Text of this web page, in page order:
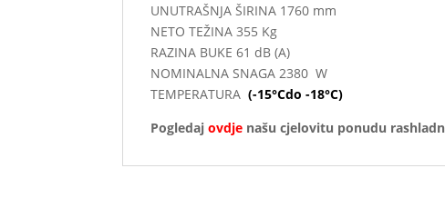
UNUTRAŠNJA ŠIRINA 1760 mm
NETO TEŽINA 355 Kg
RAZINA BUKE 61 dB (A)
NOMINALNA SNAGA 2380 W
TEMPERATURA (-15°Cdo -18°C)
Pogledajovdje našu cjelovitu ponudu